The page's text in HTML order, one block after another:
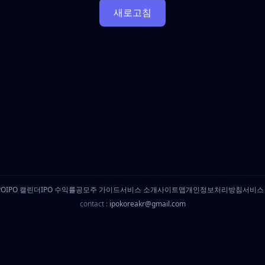
새로고침
IPO 캘린더IPO 수익률공모주 가이드서비스 소개사이트맵개인정보처리방침서비
contact : ipokoreakr@gmail.com